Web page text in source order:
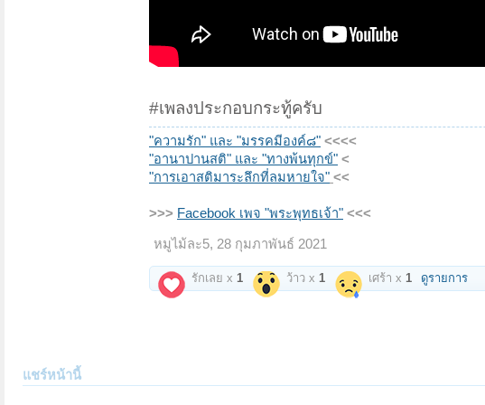
#เพลงประกอบกระทู้ครับ
"ความรัก" และ "มรรคมีองค์๘" <<<<
"อานาปานสติ" และ "ทางพ้นทุกข์" <
"การเอาสติมาระลึกที่ลมหายใจ" <<
>>> Facebook เพจ "พระพุทธเจ้า" <<<
หมูไม้ละ5, 28 กุมภาพันธ์ 2021
รักเลย x 1 ว้าว x 1 เศร้า x 1 ดูรายการ
แชร์หน้านี้